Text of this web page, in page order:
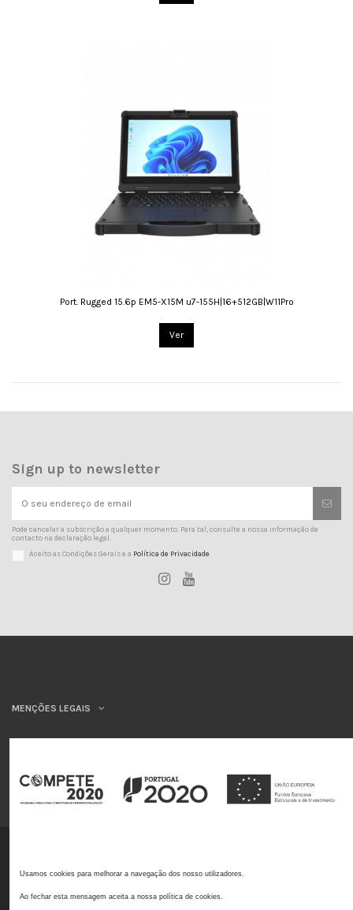
Port. Rugged 15.6p EM5-X15M u7-155H|16+512GB|W11Pro
Ver
Sign up to newsletter
Pode cancelar a subscrição a qualquer momento. Para tal, consulte a nossa informação de
contacto na declaração legal.
Aceito as Condições Gerais e a Política de Privacidade
MENÇÕES LEGAIS
INSYS
Livro de reclamações online
Usamos cookies para melhorar a navegação dos nosso utilizadores.
Ao fechar esta mensagem aceita a nossa política de cookies.